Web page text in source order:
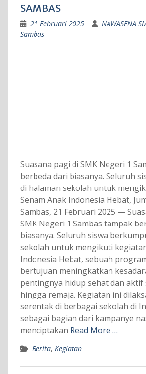
SAMBAS
21 Februari 2025
NAWASENA
Sambas
Suasana pagi di SMK Negeri 1
berbeda dari biasanya. Seluruh
di halaman sekolah untuk
Senam Anak Indonesia Hebat,
Sambas, 21 Februari 2025 —
SMK Negeri 1 Sambas tampak
biasanya. Seluruh siswa
sekolah untuk mengikuti
Indonesia Hebat, sebuah
bertujuan meningkatkan
pentingnya hidup sehat dan aktif
hingga remaja. Kegiatan ini
serentak di berbagai sekolah di
sebagai bagian dari kampanye
menciptakan Read More …
Berita, Kegiatan